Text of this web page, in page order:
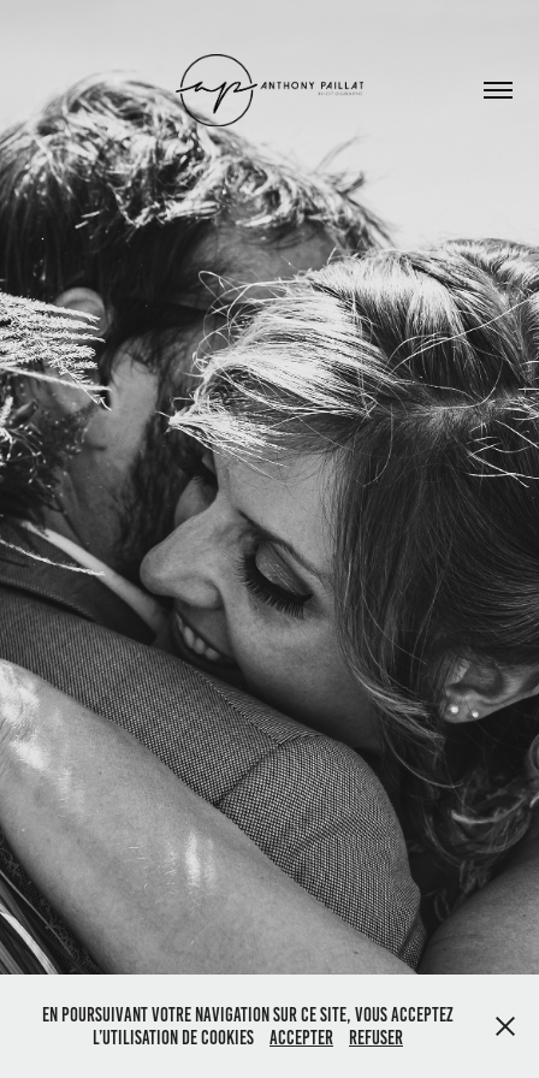
En poursuivant votre navigation sur ce site, vous acceptez
l’utilisation de cookies
Accepter Refuser